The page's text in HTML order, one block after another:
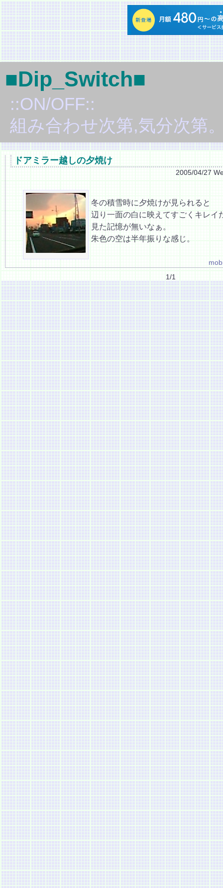
■Dip_Switch■
::ON/OFF::
組み合わせ次第,気分次第
ドアミラー越しの夕焼け
2005/04/27
冬の積雪時に夕焼けが見られると
辺り一面の白に映えてすごくキレイ
見た記憶が無いなぁ。
朱色の空は半年振りな感じ。
1/1